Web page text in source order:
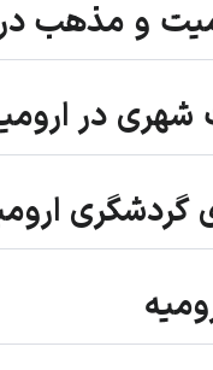
و مذهب در
شهری در
گردشگری